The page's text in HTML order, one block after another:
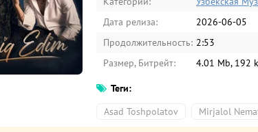
Дата релиза:
2026-06-05
Продолжительность: 2:53
Размер, Битрейт:
4.01 Mb, 192
Теги:
Asad Toshpolatov
Mirjalol